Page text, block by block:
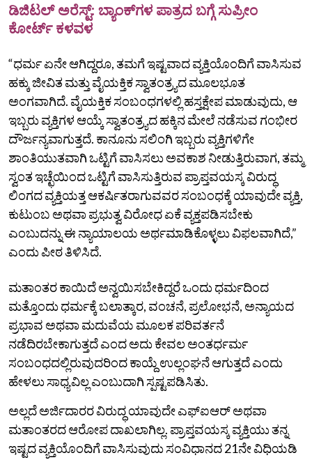
ಡಿಜಿಟಲ್‌ ಅರೆಸ್ಟ್‌: ಬ್ಯಾಂಕ್‌ಗಳ ಪಾತ್ರದ ಬಗ್ಗೆ ಸುಪ್ರೀಂ
ಕೋರ್ಟ್‌ ಕಳವಳ
“ಧರ್ಮ ಏನೇ ಆಗಿದ್ದರೂ, ತಮಗೆ ಇಷ್ಟವಾದ ವ್ಯಕ್ತಿಯೊಂದಿಗೆ ವಾಸಿಸುವ
ಹಕ್ಕು ಜೀವಿತ ಮತ್ತು ವೈಯಕ್ತಿಕ ಸ್ವಾತಂತ್ರ್ಯದ ಮೂಲಭೂತ
ಅಂಗವಾಗಿದೆ. ವೈಯಕ್ತಿಕ ಸಂಬಂಧಗಳಲ್ಲಿ ಹಸ್ತಕ್ಷೇಪ ಮಾಡುವುದು, ಆ
ಇಬ್ಬರು ವ್ಯಕ್ತಿಗಳ ಆಯ್ಕೆ ಸ್ವಾತಂತ್ರ್ಯದ ಹಕ್ಕಿನ ಮೇಲೆ ನಡೆಸುವ ಗಂಭೀರ
ದೌರ್ಜನ್ಯವಾಗುತ್ತದೆ. ಕಾನೂನು ಸಲಿಂಗಿ ಇಬ್ಬರು ವ್ಯಕ್ತಿಗಳಿಗೇ
ಶಾಂತಿಯುತವಾಗಿ ಒಟ್ಟಿಗೆ ವಾಸಿಸಲು ಅವಕಾಶ ನೀಡುತ್ತಿರುವಾಗ, ತಮ್ಮ
ಸ್ವಂತ ಇಚ್ಛೆಯಿಂದ ಒಟ್ಟಿಗೆ ವಾಸಿಸುತ್ತಿರುವ ಪ್ರಾಪ್ತವಯಸ್ಕ ವಿರುದ್ಧ
ಲಿಂಗದ ವ್ಯಕ್ತಿಯತ್ತ ಆಕರ್ಷಿತರಾಗುವವರ ಸಂಬಂಧಕ್ಕೆ ಯಾವುದೇ ವ್ಯಕ್ತಿ,
ಕುಟುಂಬ ಅಥವಾ ಪ್ರಭುತ್ವ ವಿರೋಧ ಏಕೆ ವ್ಯಕ್ತಪಡಿಸಬೇಕು
ಎಂಬುದನ್ನು ಈ ನ್ಯಾಯಾಲಯ ಅರ್ಥಮಾಡಿಕೊಳ್ಳಲು ವಿಫಲವಾಗಿದೆ,”
ಎಂದು ಪೀಠ ತಿಳಿಸಿದೆ.
ಮತಾಂತರ ಕಾಯಿದೆ ಅನ್ವಯಿಸಬೇಕಿದ್ದರೆ ಒಂದು ಧರ್ಮದಿಂದ
ಮತ್ತೊಂದು ಧರ್ಮಕ್ಕೆ ಬಲಾತ್ಕಾರ, ವಂಚನೆ, ಪ್ರಲೋಭನೆ, ಅನ್ಯಾಯದ
ಪ್ರಭಾವ ಅಥವಾ ಮದುವೆಯ ಮೂಲಕ ಪರಿವರ್ತನೆ
ನಡೆದಿರಬೇಕಾಗುತ್ತದೆ ಎಂದ ಅದು ಕೇವಲ ಅಂತರ್ಧರ್ಮ
ಸಂಬಂಧದಲ್ಲಿರುವುದರಿಂದ ಕಾಯ್ದೆ ಉಲ್ಲಂಘನೆ ಆಗುತ್ತದೆ ಎಂದು
ಹೇಳಲು ಸಾಧ್ಯವಿಲ್ಲ ಎಂಬುದಾಗಿ ಸ್ಪಷ್ಟಪಡಿಸಿತು.
ಅಲ್ಲದೆ ಅರ್ಜಿದಾರರ ವಿರುದ್ಧ ಯಾವುದೇ ಎಫ್‌ಐಆರ್ ಅಥವಾ
ಮತಾಂತರದ ಆರೋಪ ದಾಖಲಾಗಿಲ್ಲ. ಪ್ರಾಪ್ತವಯಸ್ಕ ವ್ಯಕ್ತಿಯು ತನ್ನ
ಇಷ್ಟದ ವ್ಯಕ್ತಿಯೊಂದಿಗೆ ವಾಸಿಸುವುದು ಸಂವಿಧಾನದ 21ನೇ ವಿಧಿಯಡಿ